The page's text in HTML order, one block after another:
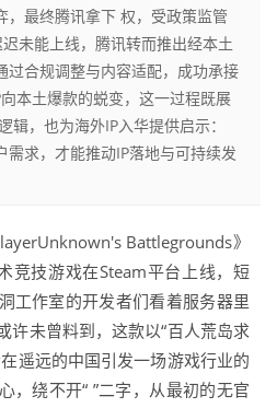
，最终腾讯拿下 权，受政策监管
未能上线，腾讯转而推出经本土
过合规调整与内容适配，成功承接
本土爆款的蜕变，这一过程既展
辑，也为海外IP入华提供启示：
需求，才能推动IP落地与可持续发
Battlegrounds》
竞技游戏在Steam平台上线，短
工作室的开发者们看着服务器里
许未曾料到，这款以“百人荒岛求
遥远的中国引发一场游戏行业的
绕不开“ ”二字，从最初的无官